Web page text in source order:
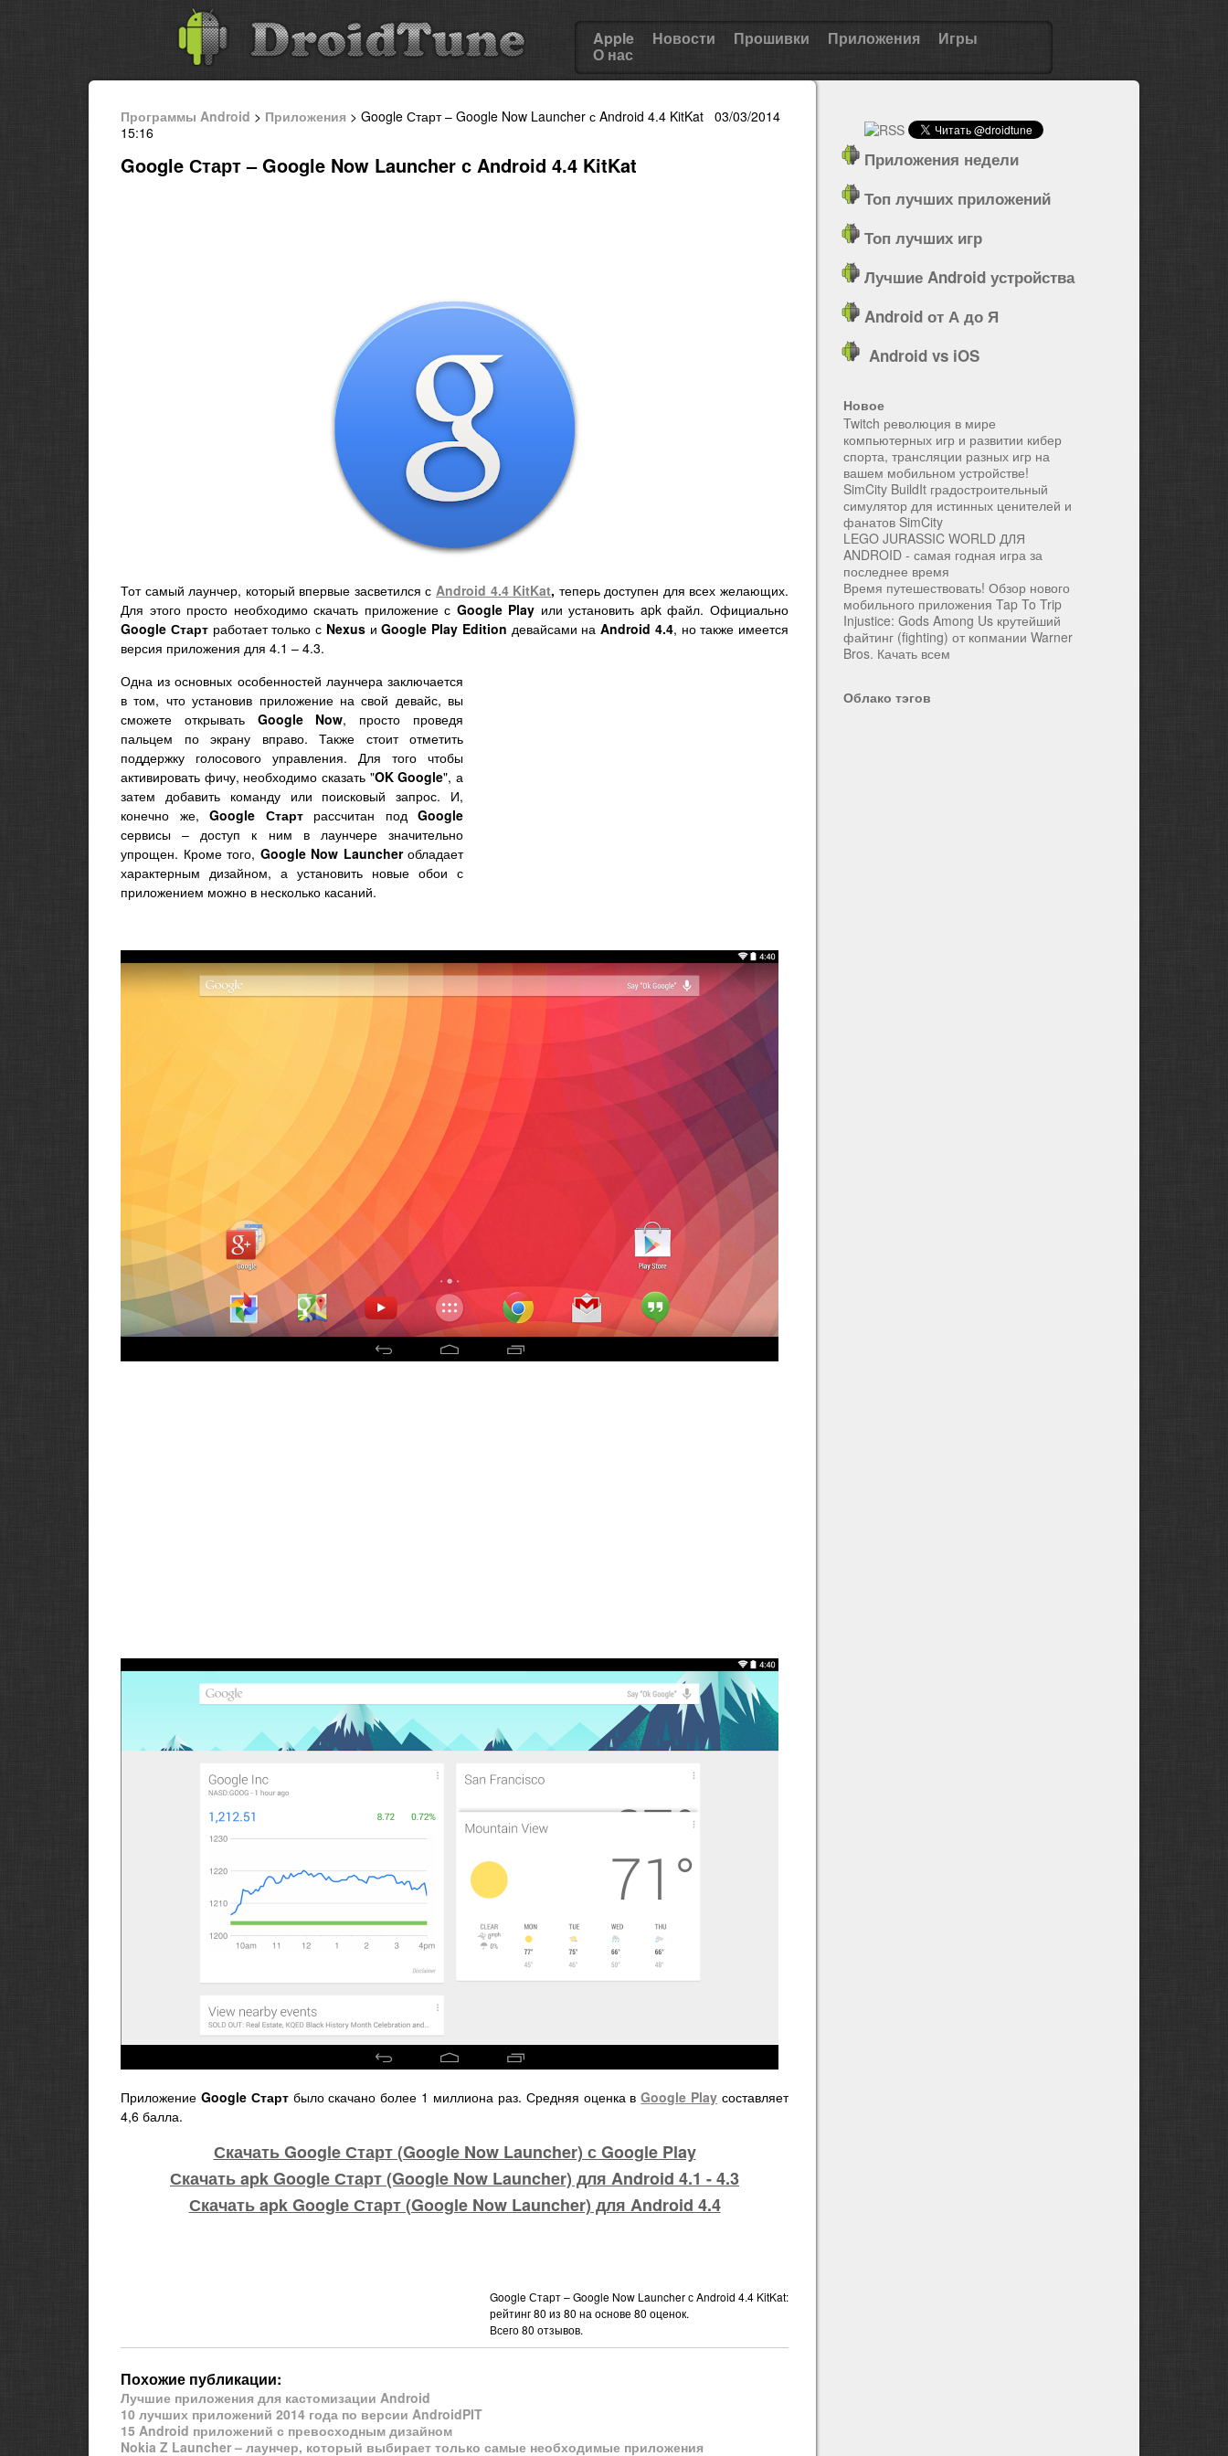
Apple Новости Прошивки Приложения Игры
О нас
Программы Android > Приложения > Google Старт – Google Now Launcher с Android 4.4 KitKat 03/03/2014
15:16
Google Старт – Google Now Launcher с Android 4.4 KitKat
Тот самый лаунчер, который впервые засветился с Android 4.4 KitKat, теперь доступен для всех желающих.
Для этого просто необходимо скачать приложение с Google Play или установить apk файл. Официально
Google Стартработает только с NexusиGoogle Play Edition девайсами на Android 4.4, но также имеется
версия приложения для 4.1 – 4.3.
Одна из основных особенностей лаунчера заключается
в том, что установив приложение на свой девайс, вы
сможете открывать Google Now, просто проведя
пальцем по экрану вправо. Также стоит отметить
поддержку голосового управления. Для того чтобы
активировать фичу, необходимо сказать "OK Google", а
затем добавить команду или поисковый запрос. И,
конечно же, Google Стартрассчитан под Google
сервисы – доступ к ним в лаунчере значительно
упрощен. Кроме того, Google Now Launcherобладает
характерным дизайном, а установить новые обои с
приложением можно в несколько касаний.
Приложение Google Стартбыло скачано более 1 миллиона раз. Средняя оценка вGoogle Play составляет
4,6 балла.
Скачать Google Старт (Google Now Launcher) с Google Play
Скачать apk Google Старт (Google Now Launcher) для Android 4.1 - 4.3
Скачать apk Google Старт (Google Now Launcher) для Android 4.4
Google Старт – Google Now Launcher с Android 4.4 KitKat:
рейтинг80 из 80 на основе 80 оценок.
Всего80 отзывов.
Похожие публикации:
Лучшие приложения для кастомизации Android
10 лучших приложений 2014 года по версии AndroidPIT
15 Android приложений с превосходным дизайном
Nokia Z Launcher – лаунчер, который выбирает только самые необходимые приложения
Приложения недели
Топ лучших приложений
Топ лучших игр
Лучшие Android устройства
Android от А до Я
Android vs iOS
Новое
Twitch революция в мире
компьютерных игр и развитии кибер
спорта, трансляции разных игр на
вашем мобильном устройстве!
SimCity BuildIt градостроительный
симулятор для истинных ценителей и
фанатов SimCity
LEGO JURASSIC WORLD ДЛЯ
ANDROID - самая годная игра за
последнее время
Время путешествовать! Обзор нового
мобильного приложения Tap To Trip
Injustice: Gods Among Us крутейший
файтинг (fighting) от копмании Warner
Bros. Качать всем
Облако тэгов